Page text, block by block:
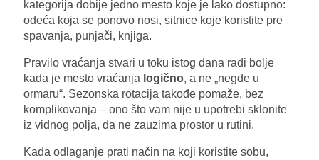
kategorija dobije jedno mesto koje je lako dostupno:
odeća koja se ponovo nosi, sitnice koje koristite pre
spavanja, punjači, knjiga.
Pravilo vraćanja stvari u toku istog dana radi bolje
kada je mesto vraćanja logično, a ne „negde u
ormaru“. Sezonska rotacija takođe pomaže, bez
komplikovanja – ono što vam nije u upotrebi sklonite
iz vidnog polja, da ne zauzima prostor u rutini.
Kada odlaganje prati način na koji koristite sobu,